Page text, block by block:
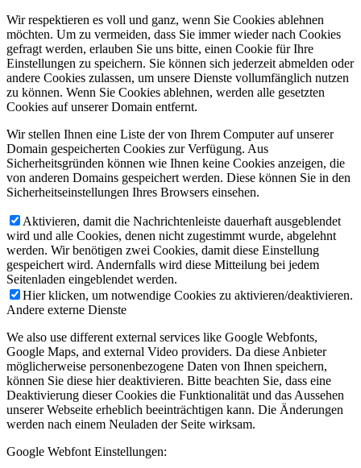
Wir respektieren es voll und ganz, wenn Sie Cookies ablehnen
möchten. Um zu vermeiden, dass Sie immer wieder nach Cookies
gefragt werden, erlauben Sie uns bitte, einen Cookie für Ihre
Einstellungen zu speichern. Sie können sich jederzeit abmelden oder
andere Cookies zulassen, um unsere Dienste vollumfänglich nutzen
zu können. Wenn Sie Cookies ablehnen, werden alle gesetzten
Cookies auf unserer Domain entfernt.
Wir stellen Ihnen eine Liste der von Ihrem Computer auf unserer
Domain gespeicherten Cookies zur Verfügung. Aus
Sicherheitsgründen können wie Ihnen keine Cookies anzeigen, die
von anderen Domains gespeichert werden. Diese können Sie in den
Sicherheitseinstellungen Ihres Browsers einsehen.
Aktivieren, damit die Nachrichtenleiste dauerhaft ausgeblendet
wird und alle Cookies, denen nicht zugestimmt wurde, abgelehnt
werden. Wir benötigen zwei Cookies, damit diese Einstellung
gespeichert wird. Andernfalls wird diese Mitteilung bei jedem
Seitenladen eingeblendet werden.
Hier klicken, um notwendige Cookies zu aktivieren/deaktivieren.
Andere externe Dienste
We also use different external services like Google Webfonts,
Google Maps, and external Video providers. Da diese Anbieter
möglicherweise personenbezogene Daten von Ihnen speichern,
können Sie diese hier deaktivieren. Bitte beachten Sie, dass eine
Deaktivierung dieser Cookies die Funktionalität und das Aussehen
unserer Webseite erheblich beeinträchtigen kann. Die Änderungen
werden nach einem Neuladen der Seite wirksam.
Google Webfont Einstellungen: